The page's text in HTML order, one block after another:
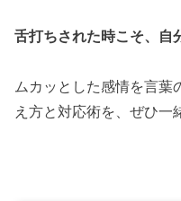
舌打ちされた時こそ、自
ムカッとした感情を言葉
え方と対応術を、ぜひ一